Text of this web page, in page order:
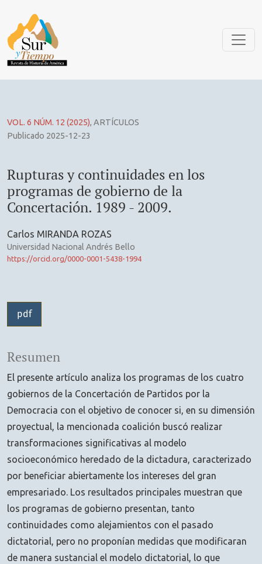
VOL. 6 NÚM. 12 (2025), ARTÍCULOS
Rupturas y continuidades en los
programas de gobierno de la
Concertación. 1989 - 2009.
Publicado 2025-12-23
Carlos MIRANDA ROZAS
Universidad Nacional Andrés Bello
https://orcid.org/0000-0001-5438-1994
pdf
Resumen
El presente artículo analiza los programas de los cuatro
gobiernos de la Concertación de Partidos por la
Democracia con el objetivo de conocer si, en su dimensión
proyectual, la mencionada coalición buscó realizar
transformaciones significativas al modelo
socioeconómico heredado de la dictadura, caracterizado
por beneficiar abiertamente los intereses del gran
empresariado. Los resultados principales muestran que
los programas de gobierno presentan, tanto
continuidades como alejamientos con el pasado
dictatorial, pero no proponían medidas que modificaran
de manera sustancial el modelo dictatorial, lo que